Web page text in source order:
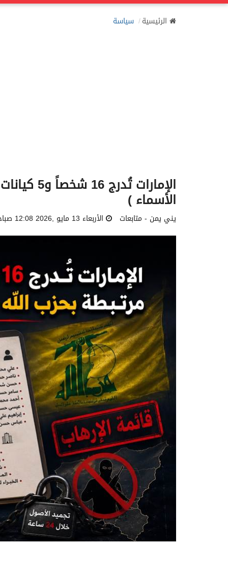
الرئيسية سياسة
الأسماء )
يني يمن - متابعات الأربعاء 13 مايو ,2026 12:08 صباحاً